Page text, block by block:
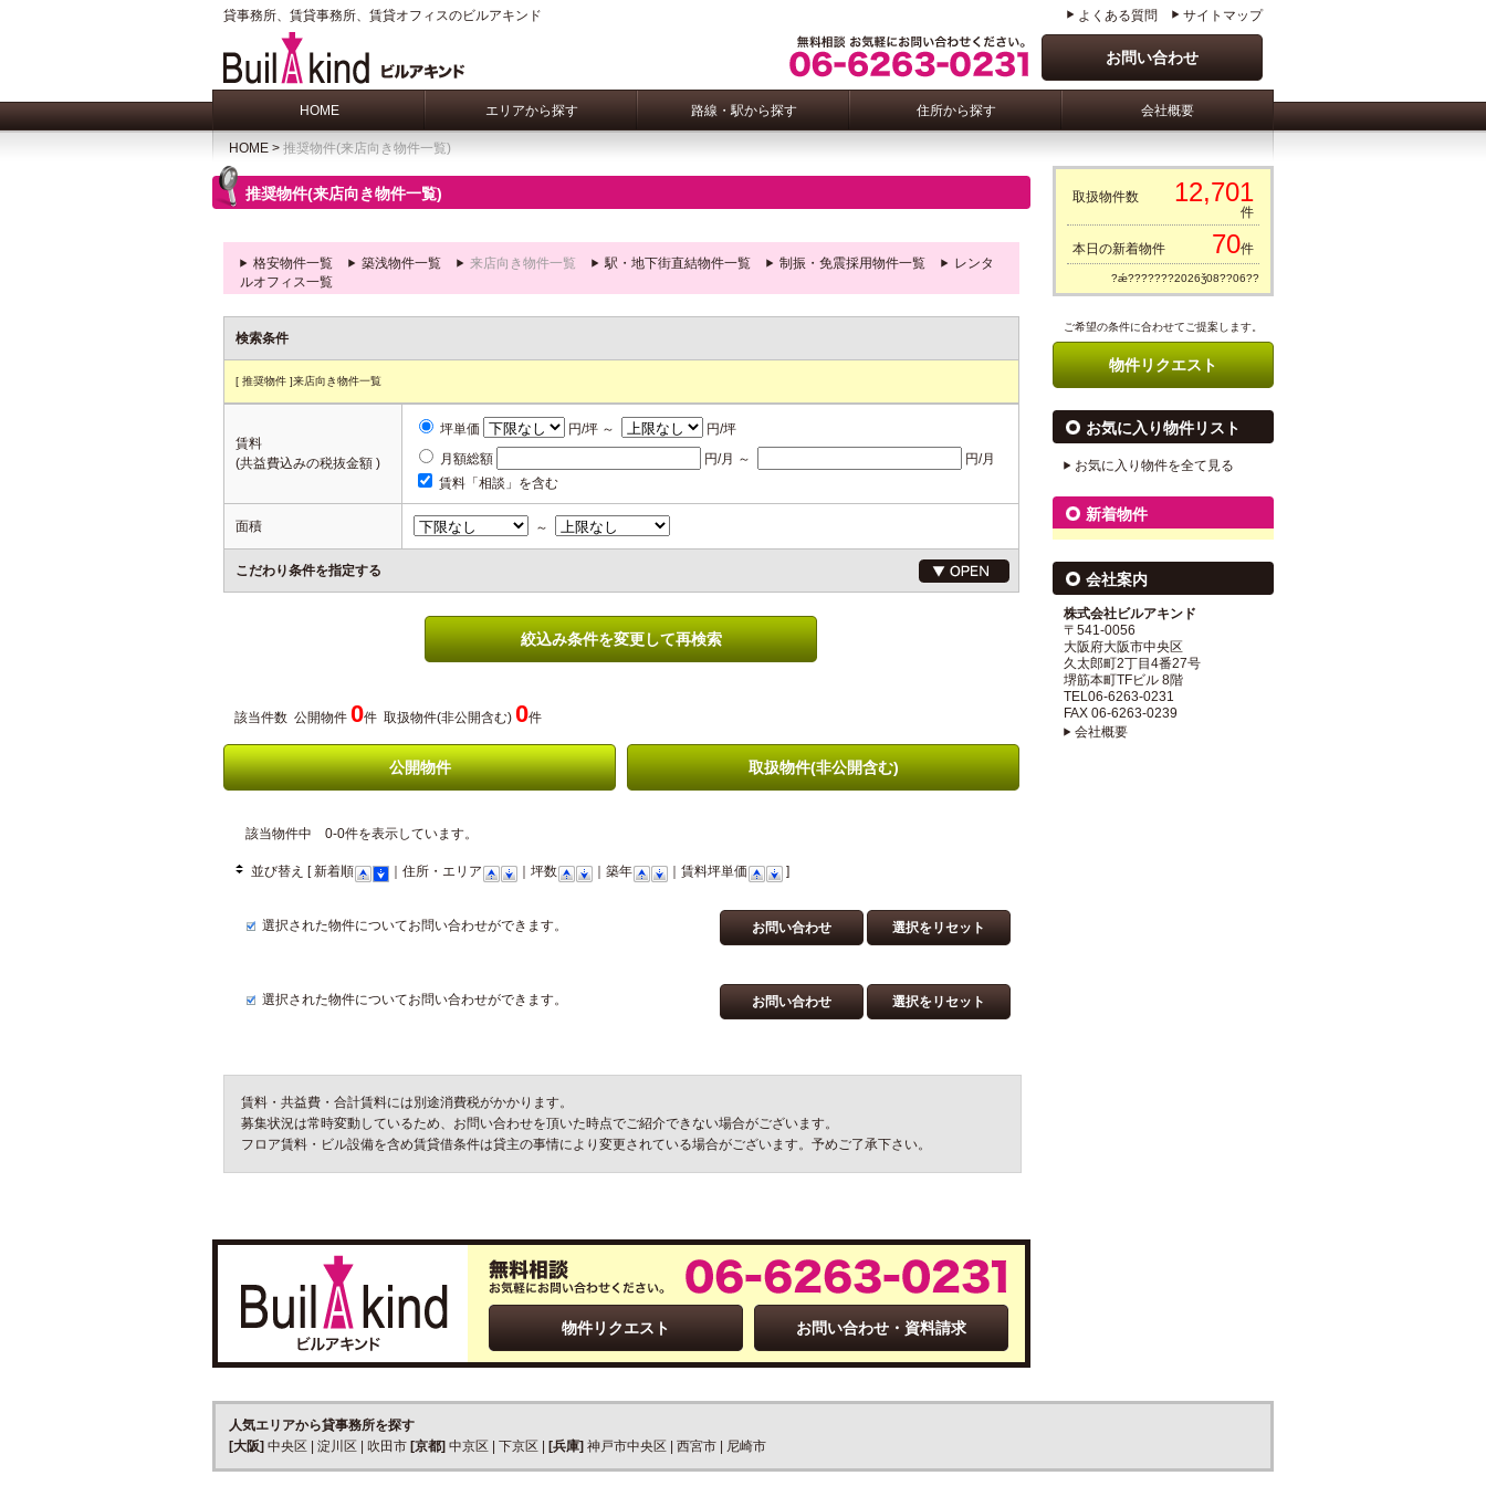
貸事務所、賃貸事務所、賃貸オフィスのビルアキンド よくある質問 サイトマップ
お問い合わせ
HOME エリアから探す 路線・駅から探す 住所から探す 会社概要
HOME > 推奨物件(来店向き物件一覧)
推奨物件(来店向き物件一覧)
格安物件一覧 築浅物件一覧 来店向き物件一覧 駅・地下街直結物件一覧 制振・免震採用物件一覧
レンタ
ルオフィス一覧
検索条件
[ 推奨物件 ]来店向き物件一覧
賃料
(共益費込みの税抜金額 )
坪単価 円/坪 ～
円/坪
月額総額
円/月 ～
円/月
賃料「相談」を含む
面積 ～
こだわり条件を指定する
絞込み条件を変更して再検索
該当件数 公開物件 0件 取扱物件(非公開含む) 0件
公開物件 取扱物件(非公開含む)
該当物件中 0-0件を表示しています。
並び替え [ 新着順 ｜住所・エリア ｜坪数 ｜築年 ｜賃料坪単価 ]
選択された物件についてお問い合わせができます。 お問い合わせ 選択をリセット
選択された物件についてお問い合わせができます。 お問い合わせ 選択をリセット
賃料・共益費・合計賃料には別途消費税がかかります。
募集状況は常時変動しているため、お問い合わせを頂いた時点でご紹介できない場合がございます。
フロア賃料・ビル設備を含め賃貸借条件は貸主の事情により変更されている場合がございます。予めご了承下さい。
物件リクエスト お問い合わせ・資料請求
取扱物件数 12,701
件
本日の新着物件 70件
?ǽ???????2026ǯ08??06??
ご希望の条件に合わせてご提案します。
物件リクエスト
お気に入り物件リスト
お気に入り物件を全て見る
新着物件
会社案内
株式会社ビルアキンド
〒541-0056
大阪府大阪市中央区
久太郎町2丁目4番27号
堺筋本町TFビル 8階
TEL06-6263-0231
FAX 06-6263-0239
会社概要
人気エリアから貸事務所を探す
[大阪] 中央区 淀川区 吹田市 [京都] 中京区 下京区 [兵庫] 神戸市中央区 西宮市 尼崎市